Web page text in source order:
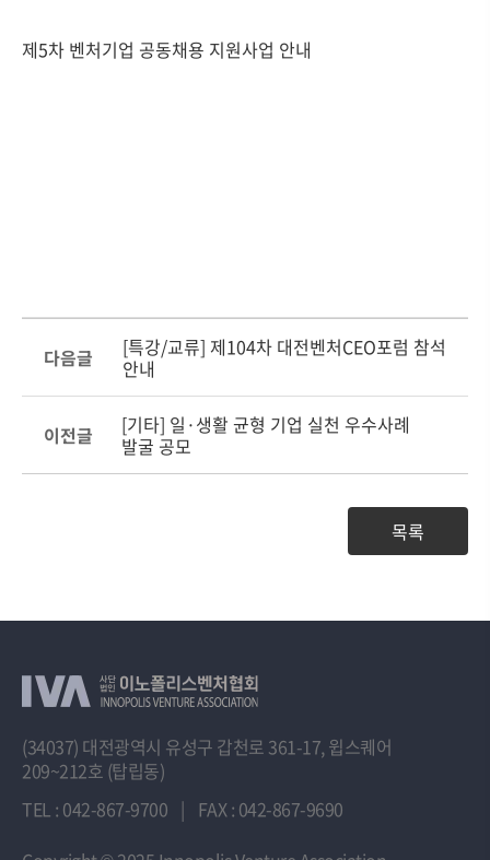
제5차 벤처기업 공동채용 지원사업 안내
다음글
[특강/교류] 제104차 대전벤처CEO포럼 참석
안내
이전글
[기타] 일·생활 균형 기업 실천 우수사례
발굴 공모
목록
(34037) 대전광역시 유성구 갑천로 361-17, 윕스퀘어
209~212호 (탑립동)
TEL : 042-867-9700 | FAX : 042-867-9690